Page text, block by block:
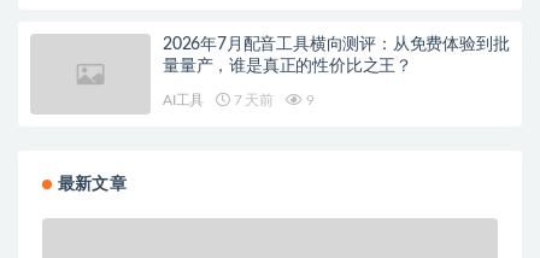
2026年7月配音工具横向测评：从免费体验到批
量量产，谁是真正的性价比之王？
AI工具 7 天前 9
最新文章